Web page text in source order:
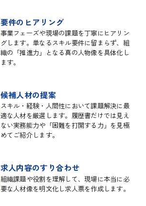
要件のヒアリング
事業フェーズや現場の課題を丁寧にヒアリン
グします。単なるスキル要件に留まらず、組
織の「推進力」となる真の人物像を具体化し
ます。
候補人材の提案
スキル・経験・人間性において課題解決に最
適な人材を厳選します。履歴書だけでは見え
ない実務能力や「困難を打開する力」を見極
めてご紹介します。
求人内容のすり合わせ
組織課題や役割を理解して、現場に本当に必
要な人材像を明文化し求人票を作成します。